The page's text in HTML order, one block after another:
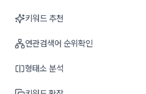
키워드 추천
연관검색어 순위확인
형태소 분석